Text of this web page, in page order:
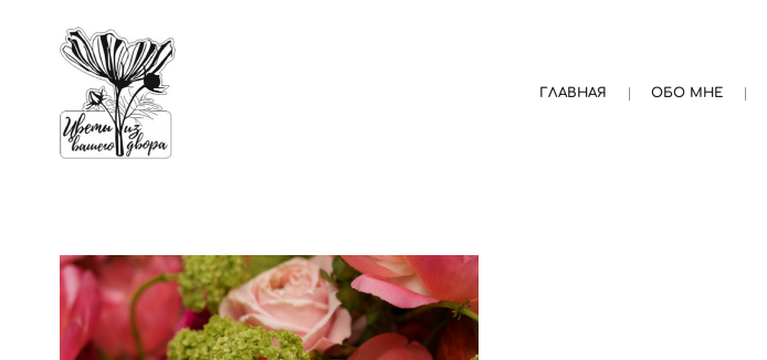
ГЛАВНАЯ ОБО МНЕ